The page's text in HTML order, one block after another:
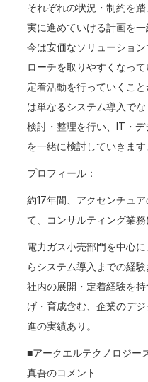
それぞれの状況・制約を
実に進めていける計画を
今は安価なソリューショ
ローチを取りやすくなっ
定着活動を行っていくこ
は単なるシステム導入で
検討・整理を行い、IT・
を一緒に検討していきます
プロフィール：
約17年間、アクセンチュ
て、コンサルティング業務
電力ガス小売部門を中心
らシステム導入までの経
社内の展開・定着経験を
げ・育成含む、企業のデ
進の実績あり。
■アークエルテクノロジー
真吾のコメント